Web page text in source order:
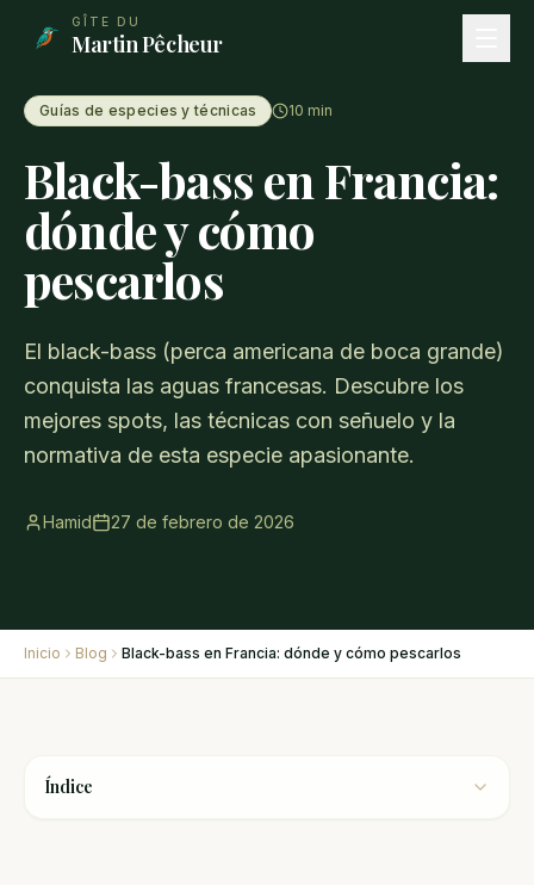
Aller au contenu principal
GÎTE DU
Martin Pêcheur
Guías de especies y técnicas 10 min
Black-bass en Francia:
dónde y cómo
pescarlos
El black-bass (perca americana de boca grande)
conquista las aguas francesas. Descubre los
mejores spots, las técnicas con señuelo y la
normativa de esta especie apasionante.
Hamid 27 de febrero de 2026
Inicio Blog Black-bass en Francia: dónde y cómo pescarlos
Índice